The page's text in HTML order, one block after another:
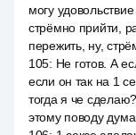
могу
стрёмно прийти,
пережить, ну,
105: Не готов. А
если он так на 1
тогда я че
этому поводу